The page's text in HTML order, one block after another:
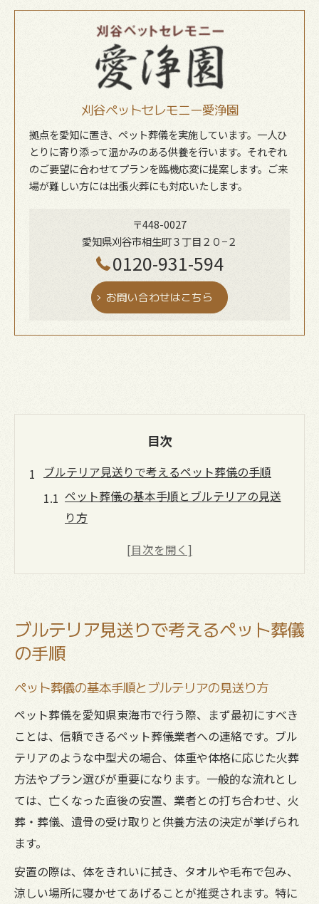
刈谷ペットセレモニー愛浄園
拠点を愛知に置き、ペット葬儀を実施しています。一人ひ
とりに寄り添って温かみのある供養を行います。それぞれ
のご要望に合わせてプランを臨機応変に提案します。ご来
場が難しい方には出張火葬にも対応いたします。
〒448-0027
愛知県刈谷市相生町３丁目２０−２
0120-931-594
お問い合わせはこちら
目次
ブルテリア見送りで考えるペット葬儀の手順
ペット葬儀の基本手順とブルテリアの見送
り方
東海市のペット葬儀で優先すべき点を解説
知多半島エリアのペット葬儀の特徴と注意
点
心安らぐペット葬儀を東海市で行うポイント
心のケアを重視したペット葬儀の流れと工
夫
家族の思いに寄り添うペット葬儀の進め方
東海市のペット葬儀社の特徴や比較ポイン
ト
火葬前に知りたいブルテリア安置の工夫
ペット葬儀前の安置方法と正しい対応手順
ブルテリア見送りで考えるペット葬儀
の手順
ペット葬儀の基本手順とブルテリアの見送り方
ペット葬儀を愛知県東海市で行う際、まず最初にすべき
ことは、信頼できるペット葬儀業者への連絡です。ブル
テリアのような中型犬の場合、体重や体格に応じた火葬
方法やプラン選びが重要になります。一般的な流れとし
ては、亡くなった直後の安置、業者との打ち合わせ、火
葬・葬儀、遺骨の受け取りと供養方法の決定が挙げられ
ます。
安置の際は、体をきれいに拭き、タオルや毛布で包み、
涼しい場所に寝かせてあげることが推奨されます。特に